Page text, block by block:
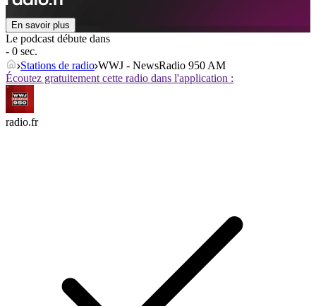
En savoir plus
Le podcast débute dans
- 0 sec.
Stations de radio WWJ - NewsRadio 950 AM
Écoutez gratuitement cette radio dans l'application :
radio.fr